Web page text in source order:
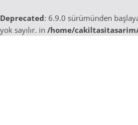
Deprecated: 6.9.0 sürümünden
yok sayılır. in /home/